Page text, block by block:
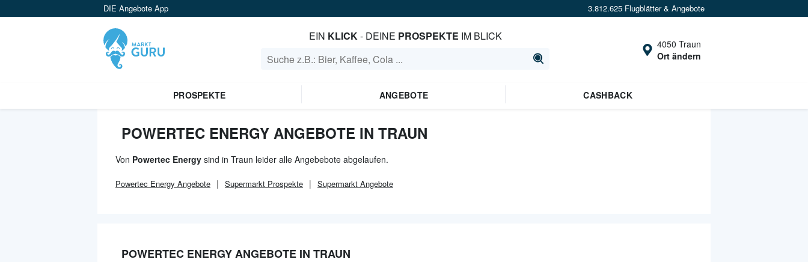
DIE Angebote App 3.812.625 Flugblätter & Angebote
EIN KLICK- DEINE PROSPEKTE IM BLICK
4050 Traun
Ort ändern
PROSPEKTE ANGEBOTE CASHBACK
POWERTEC ENERGY ANGEBOTE IN TRAUN
Von Powertec Energy sind in Traun leider alle Angebebote abgelaufen.
Powertec Energy Angebote Supermarkt Prospekte Supermarkt Angebote
POWERTEC ENERGY ANGEBOTE IN TRAUN